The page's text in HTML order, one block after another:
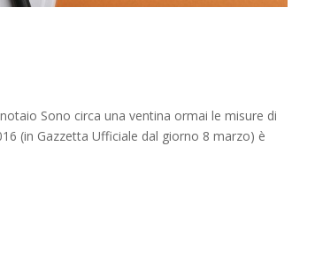
Sono circa una ventina ormai le misure di
(in Gazzetta Ufficiale dal giorno 8 marzo) è